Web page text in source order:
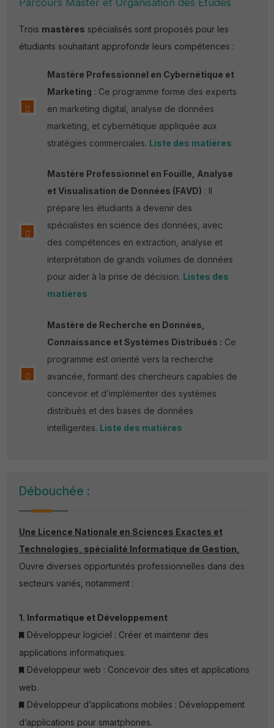
Trois mastères spécialisés sont proposés pour les
étudiants souhaitant approfondir leurs compétences :
Mastère Professionnel en Cybernétique et
Marketing : Ce programme forme des experts
en marketing digital, analyse de données
marketing, et cybernétique appliquée aux
stratégies commerciales. Liste des matières
Mastère Professionnel en Fouille, Analyse
et Visualisation de Données (FAVD) : Il
prépare les étudiants à devenir des
spécialistes en science des données, avec
des compétences en extraction, analyse et
interprétation de grands volumes de données
pour aider à la prise de décision. Listes des
matières
Mastère de Recherche en Données,
Connaissance et Systèmes Distribués : Ce
programme est orienté vers la recherche
avancée, formant des chercheurs capables de
concevoir et d’implémenter des systèmes
distribués et des bases de données
intelligentes. Liste des matières
Débouchée :
Une Licence Nationale en Sciences Exactes et
Technologies, spécialité Informatique de Gestion,
Ouvre diverses opportunités professionnelles dans des
secteurs variés, notamment :
1. Informatique et Développement
Développeur logiciel : Créer et maintenir des
applications informatiques.
Développeur web : Concevoir des sites et applications
web.
Développeur d’applications mobiles : Développement
d’applications pour smartphones.